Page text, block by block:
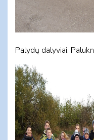
Palydų dalyviai.